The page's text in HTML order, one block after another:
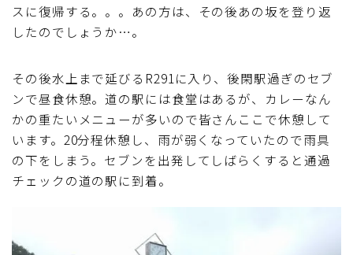
スに復帰する。。。あの方は、その後あの坂を登り返
したのでしょうか…。
その後水上まで延びるR291に入り、後閑駅過ぎのセブ
ンで昼食休憩。道の駅には食堂はあるが、カレーなん
かの重たいメニューが多いので皆さんここで休憩して
います。20分程休憩し、雨が弱くなっていたので雨具
の下をしまう。セブンを出発してしばらくすると通過
チェックの道の駅に到着。